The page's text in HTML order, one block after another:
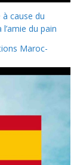
cause du
Maroc-